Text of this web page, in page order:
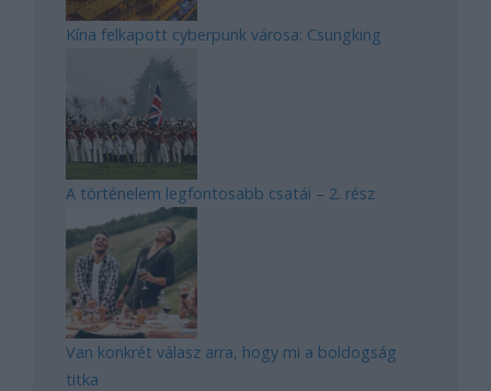
Kína felkapott cyberpunk városa: Csungking
A történelem legfontosabb csatái – 2. rész
Van konkrét válasz arra, hogy mi a boldogság
titka